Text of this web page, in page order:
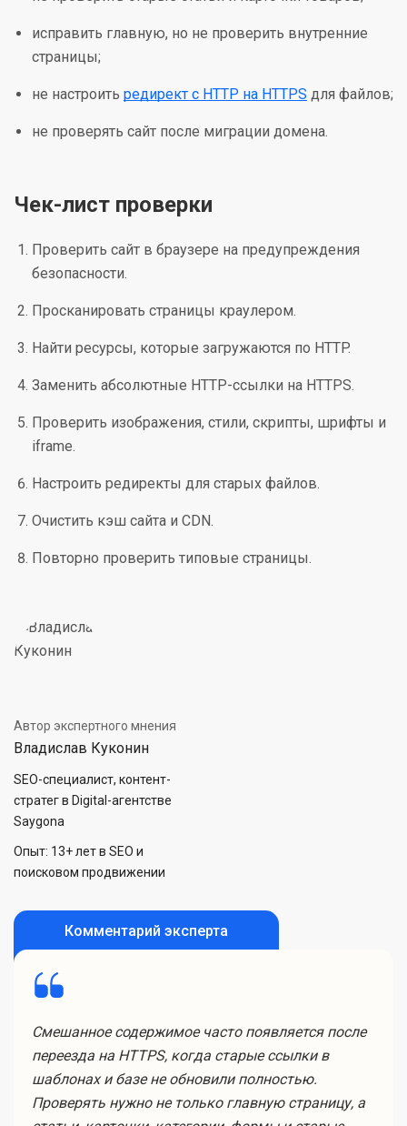
исправить главную, но не проверить внутренние
страницы;
не настроить редирект с HTTP на HTTPS для файлов;
не проверять сайт после миграции домена.
Чек-лист проверки
Проверить сайт в браузере на предупреждения
безопасности.
Просканировать страницы краулером.
Найти ресурсы, которые загружаются по HTTP.
Заменить абсолютные HTTP-ссылки на HTTPS.
Проверить изображения, стили, скрипты, шрифты и
iframe.
Настроить редиректы для старых файлов.
Очистить кэш сайта и CDN.
Повторно проверить типовые страницы.
Автор экспертного мнения
Владислав Куконин
SEO-специалист, контент-
стратег в Digital-агентстве
Saygona
Опыт: 13+ лет в SEO и
поисковом продвижении
Комментарий эксперта
Смешанное содержимое часто появляется после
переезда на HTTPS, когда старые ссылки в
шаблонах и базе не обновили полностью.
Проверять нужно не только главную страницу, а